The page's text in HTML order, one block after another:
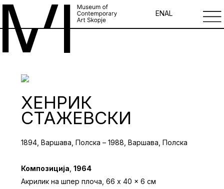
ENAL
ХЕНРИК
СТАЖЕВСКИ
1894, Варшава, Полска – 1988, Варшава, Полска
Композиција 1964
Акрилик на шпер плоча, 66 x 40 x 6 см